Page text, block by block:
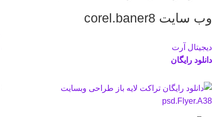
وب سایت corel.baner8
دیجیتال آرت
دانلود رایگان